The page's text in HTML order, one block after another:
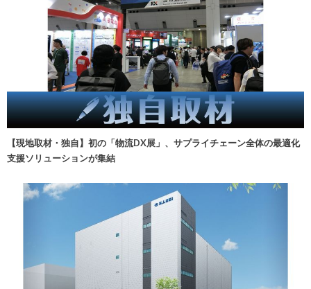
【現地取材・独自】初の「物流DX展」、サプライチェーン全体の最適化
支援ソリューションが集結